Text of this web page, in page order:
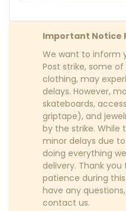
Important Notice
We want to inform
Post strike, some
clothing, may
delays. However,
skateboards,
griptape), and
by the strike.
minor delays due
doing everything
delivery. Thank
patience during
have any
contact us.